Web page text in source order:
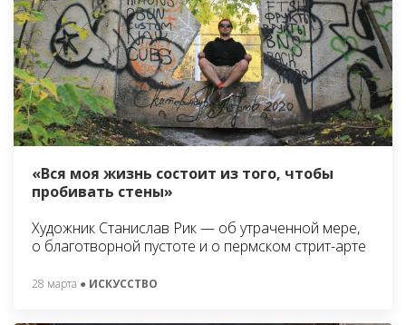
«Вся моя жизнь состоит из того, чтобы
пробивать стены»
Художник Станислав Рик — об утраченной мере,
о благотворной пустоте и о пермском стрит-арте
28 марта ● ИСКУССТВО